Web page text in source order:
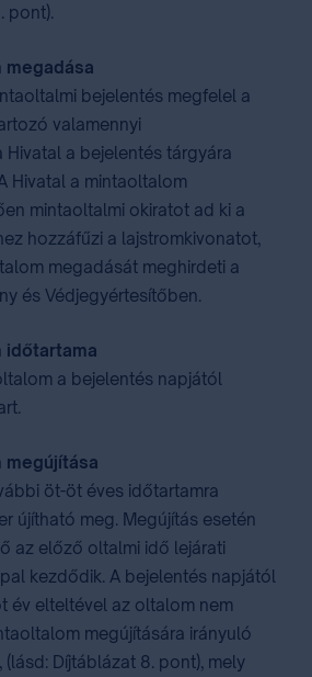
pont⁣).
megadása
bejelentés megfelel a
valamennyi
Hivatal a bejelentés tárgyára
Hivatal a mintaoltalom
mintaoltalmi okiratot ad ki a
hozzáfűzi a lajstromkivonatot,
megadását meghirdeti a
és Védjegyértesítőben.
időtartama
a bejelentés napjától
megújítása
öt-öt éves időtartamra
újítható meg. Megújítás esetén
az előző oltalmi idő lejárati
kezdődik. A bejelentés napjától
év elteltével az oltalom nem
megújítására irányuló
⁣Díjtáblázat 8. pont⁣), mely